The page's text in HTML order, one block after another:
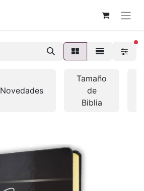
Novedades
Tamaño
de
Biblia